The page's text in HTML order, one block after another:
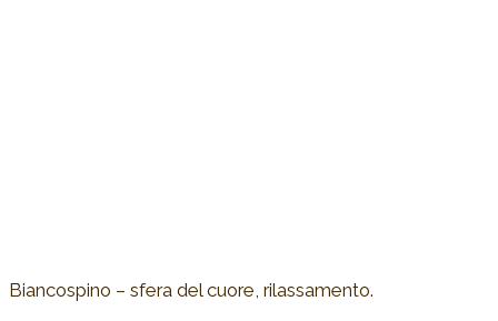
Biancospino – sfera del cuore, rilassamento.